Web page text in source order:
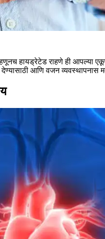
हायड्रेटेड राहणे ही
आणि वजन